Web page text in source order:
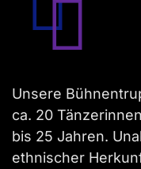
Unsere
ca. 20
bis 25 Jahren.
ethnischer